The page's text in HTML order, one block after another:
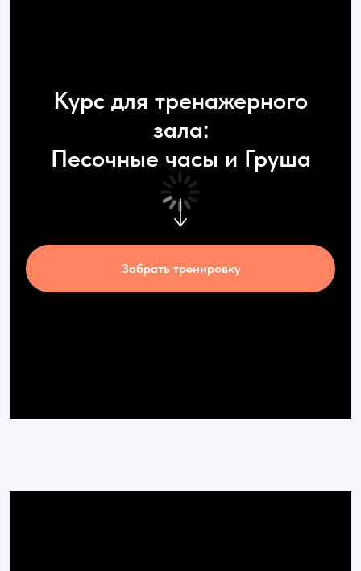
Курс для тренажерного
зала:
Песочные часы и Груша
Забрать тренировку